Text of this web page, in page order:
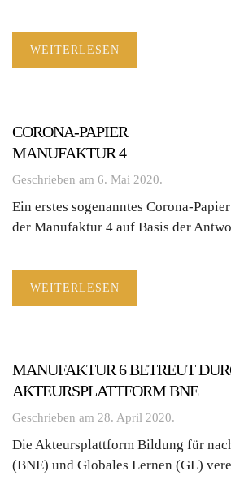
WEITERLESEN
CORONA-PAPIER
MANUFAKTUR 4
Geschrieben am 6. Mai 2020.
Ein erstes sogenanntes Corona-
der Manufaktur 4 auf Basis der
WEITERLESEN
MANUFAKTUR 6 BETREUT
AKTEURSPLATTFORM BNE
Geschrieben am 28. April 2020.
Die Akteursplattform Bildung für
(BNE) und Globales Lernen (GL)